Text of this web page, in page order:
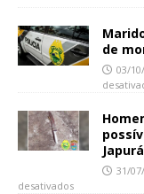
de
03/
Japurá
31/
desativados